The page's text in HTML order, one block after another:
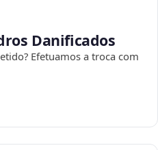
Danificados
Efetuamos a troca com